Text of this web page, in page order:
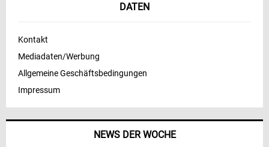
NEWS DER WOCHE
DATEN
Kontakt
Mediadaten/Werbung
Allgemeine Geschäftsbedingungen
Impressum